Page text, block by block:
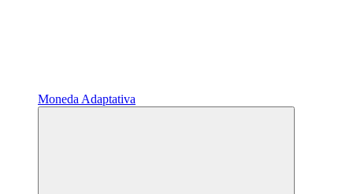
Moneda Adaptativa